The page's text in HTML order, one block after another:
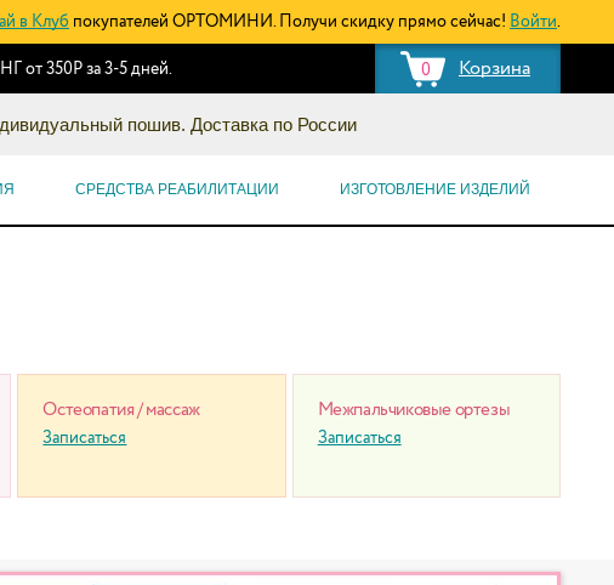
в Клуб покупателей ОРТОМИНИ. Получи скидку прямо сейчас! Войти.
0 Корзина
от 350Р за 3-5 дней.
пошив. Доставка по России
СРЕДСТВА РЕАБИЛИТАЦИИ ИЗГОТОВЛЕНИЕ ИЗДЕЛИЙ
Остеопатия / массаж
Записаться
Межпальчиковые ортезы
Записаться